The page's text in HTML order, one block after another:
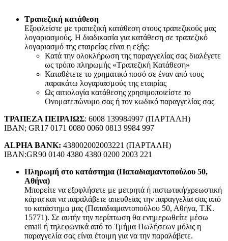
Τραπεζική κατάθεση
Εξοφλείστε με τραπεζική κατάθεση στους τραπεζικούς μας
λογαριασμούς. Η διαδικασία για κατάθεση σε τραπεζικό
λογαριασμό της εταιρείας είναι η εξής:
Κατά την ολοκλήρωση της παραγγελίας σας διαλέγετε
ως τρόπο πληρωμής «Τραπεζική Κατάθεση»
Καταθέτετε το χρηματικό ποσό σε έναν από τους
παρακάτω λογαριασμούς της εταιρίας
Ως αιτιολογία κατάθεσης χρησιμοποιείστε το
Ονοματεπώνυμο σας ή τον κωδικό παραγγελίας σας
ΤΡΑΠΕΖΑ ΠΕΙΡΑΙΩΣ: 6008 139984997 (ΠΑΡΤΑΛΗ)
IBAN; GR17 0171 0080 0060 0813 9984 997
ALPHA BANK: 438002002003221 (ΠΑΡΤΑΛΗ)
IBAN:GR90 0140 4380 4380 0200 2003 221
Πληρωμή στο κατάστημα (Παπαδιαμαντοπούλου 50,
Αθήνα)
Μπορείτε να εξοφλήσετε με μετρητά ή πιστωτική/χρεωστική
κάρτα και να παραλάβετε απευθείας την παραγγελία σας από
το κατάστημα μας (Παπαδιαμαντοπούλου 50, Αθήνα, Τ.Κ.
15771). Σε αυτήν την περίπτωση θα ενημερωθείτε μέσω
email ή τηλεφωνικά από το Τμήμα Πωλήσεων μόλις η
παραγγελία σας είναι έτοιμη για να την παραλάβετε.